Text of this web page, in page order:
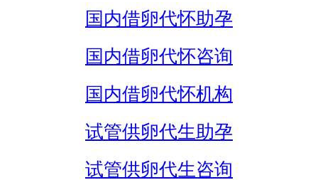
国内借卵代怀助孕
国内借卵代怀咨询
国内借卵代怀机构
试管供卵代生助孕
试管供卵代生咨询